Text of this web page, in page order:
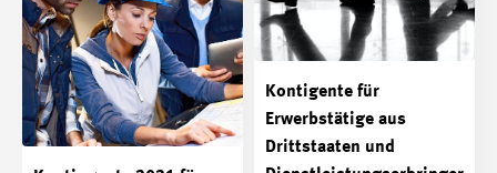
Kontigente für
Erwerbstätige aus
Drittstaaten und